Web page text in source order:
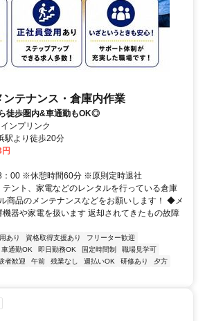
ンテナンス・倉庫内作業
徒歩圏内&車通勤もOK◎
ンプリンク
駅より徒歩20分
：00 ※休憩時間60分 ※原則定時退社
ント、家電などのレンタルを行っている倉庫
商品のメンテナンスなどをお願いします！ ◆メ
機器や家電を扱います 返却されてきたもの故障
あり 資格取得支援あり
フリーター歓迎
車通勤OK 即日勤務OK 固定時間制
職場見学可
者歓迎 午前 残業なし 週払いOK 研修あり
夕方